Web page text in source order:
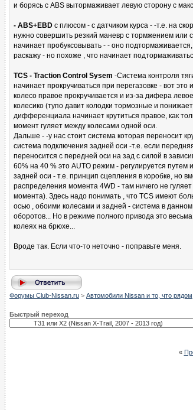
и борясь с ABS вытормаживает левую сторону с
- ABS+EBD с плюсом - с датчиком курса - -т.е. на
нужно совершить резкий маневр с тормжением или
начинает пробуксовывать - - оно
раскажу - но похоже , что начинает
TCS - Traction Control Sysem -Система контроля
начинает прокручиваться при перегазовке - вот
колесо правое прокручивается и из-за дифера
колесико (тупо давит колодки тормозные и
дифференциала начинает крутиться правое, как
момент гуляет между колесами одной оси.
Дальше - -у нас стоит система которая переносит
система подключения задней оси -т.е. если
переносится с передней оси на зад с силой в
60% на 40 % это AUTO режим - регулируется
задней оси - т.е. принцип сцепления в коробке, но
распределения момента 4WD - там ничего не
момента). Здесь надо понимать , что TCS имеют
осью , обоими колесами и задней - система в
оборотов... Но в режиме полного привода это
колеях на брюхе...
Вроде так. Если что-то неточно - поправьте меня.
Форумы Club-Nissan.ru > Автомобили Nissan и то, что рядом
Быстрый переход
«